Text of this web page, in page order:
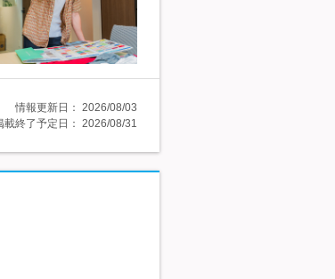
情報更新日： 2026/08/03
載終了予定日： 2026/08/31